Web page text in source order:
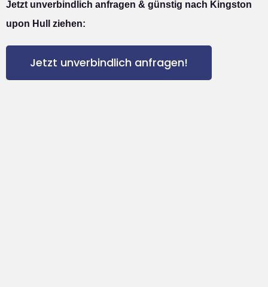
Jetzt unverbindlich anfragen & günstig nach Kingston
upon Hull ziehen:
Jetzt unverbindlich anfragen!